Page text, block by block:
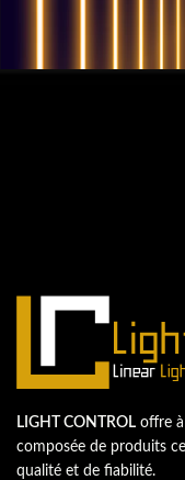
LIGHT CONTROL offre
composée de produits
qualité et de fiabilité.